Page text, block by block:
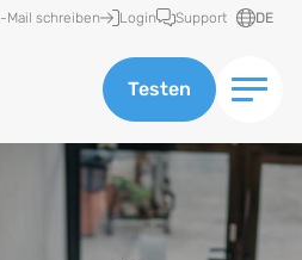
Mail schreiben Login Support DE
Testen